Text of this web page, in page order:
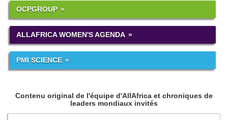
OCPGROUP
ALLAFRICA WOMEN'S AGENDA
PMI SCIENCE
Contenu original de l'équipe d'AllAfrica et chroniques de
leaders mondiaux invités